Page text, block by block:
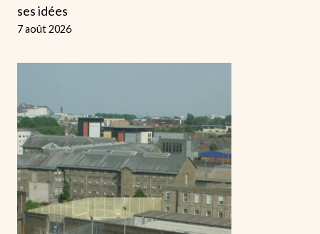
ses idées
7 août 2026